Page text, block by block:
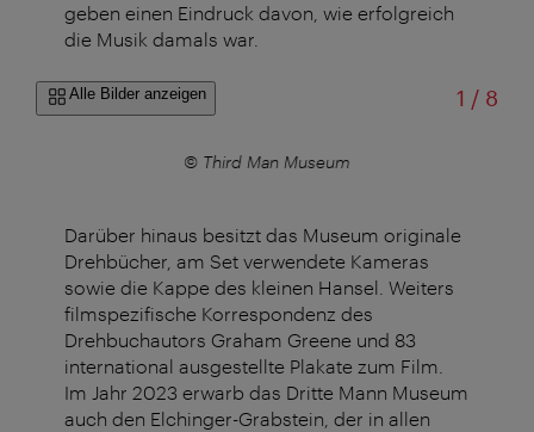
geben einen Eindruck davon, wie erfolgreich
die Musik damals war.
Alle Bilder anzeigen 1 /von
8
© Third Man Museum
Darüber hinaus besitzt das Museum originale
Drehbücher, am Set verwendete Kameras
sowie die Kappe des kleinen Hansel. Weiters
filmspezifische Korrespondenz des
Drehbuchautors Graham Greene und 83
international ausgestellte Plakate zum Film.
Im Jahr 2023 erwarb das Dritte Mann Museum
auch den Elchinger-Grabstein, der in allen